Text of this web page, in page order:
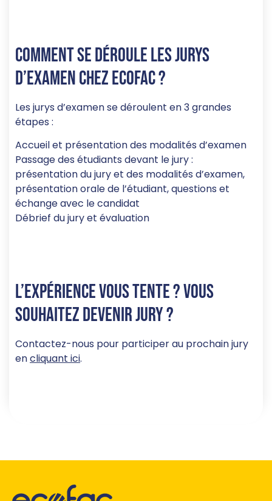
Comment se déroule les jurys
d’examen chez Ecofac ?
Les jurys d’examen se déroulent en 3 grandes
étapes :
Accueil et présentation des modalités d’examen
Passage des étudiants devant le jury :
présentation du jury et des modalités d’examen,
présentation orale de l’étudiant, questions et
échange avec le candidat
Débrief du jury et évaluation
L’expérience vous tente ? Vous
souhaitez devenir jury ?
Contactez-nous pour participer au prochain jury
encliquant ici.